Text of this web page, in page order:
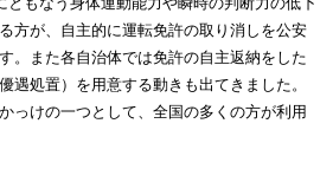
方が、自主的に運転免許の取り消しを公安
。また各自治体では免許の自主返納をした
遇処置）を用意する動きも出てきました。
っけの一つとして、全国の多くの方が利用